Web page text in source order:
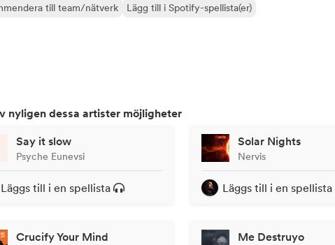
till team/nätverk Lägg till i Spotify-spellista(er)
nyligen dessa artister möjligheter
Say it slow
Psyche Eunevsi
Läggs till i en spellista
Solar Nights
Nervis
Läggs till i en spellista
Crucify Your Mind Me Destruyo